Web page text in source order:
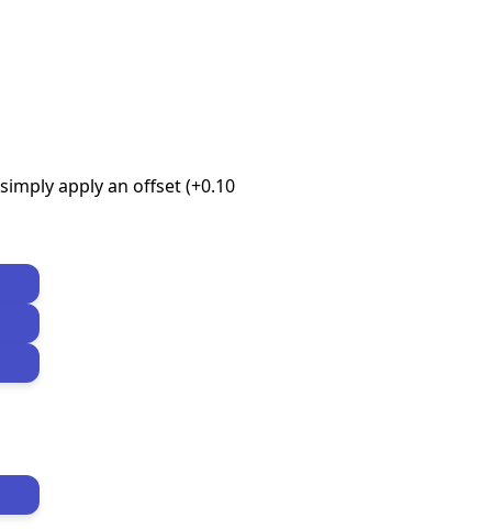
apply an offset (+0.10